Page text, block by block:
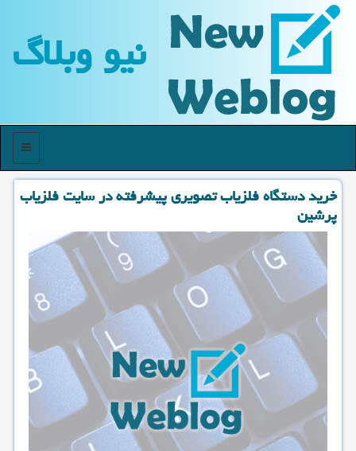
نیو وبلاگ
منو
خرید دستگاه فلزیاب تصویری پیشرفته در سایت فلزیاب
پرشین